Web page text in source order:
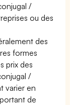
/
ou des
des
formes
prix des
/
varier en
de